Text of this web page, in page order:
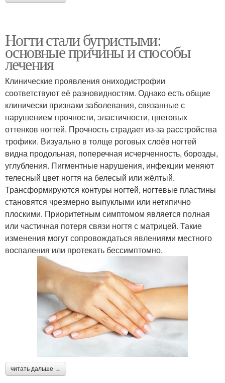
Ногти стали бугристыми:
основные причины и способы
лечения
Клинические проявления ониходистрофии
соответствуют её разновидностям. Однако есть общие
клинически признаки заболевания, связанные с
нарушением прочности, эластичности, цветовых
оттенков ногтей. Прочность страдает из-за расстройства
трофики. Визуально в толще роговых слоёв ногтей
видна продольная, поперечная исчерченность, борозды,
углубления. Пигментные нарушения, инфекции меняют
телесный цвет ногтя на белесый или жёлтый.
Трансформируются контуры ногтей, ногтевые пластины
становятся чрезмерно выпуклыми или нетипично
плоскими. Приоритетным симптомом является полная
или частичная потеря связи ногтя с матрицей. Такие
изменения могут сопровождаться явлениями местного
воспаления или протекать бессимптомно.
читать дальше →